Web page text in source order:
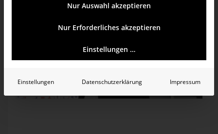
Nur Auswahl akzeptieren
Nur Erforderliches akzeptieren
Einstellungen …
Einstellungen Datenschutzerklärung Impressum